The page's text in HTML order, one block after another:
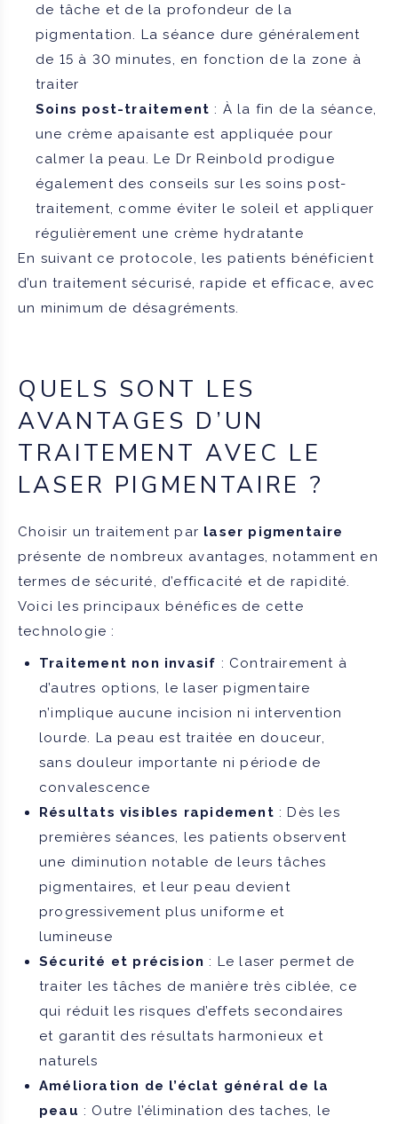
de tâche et de la profondeur de la
pigmentation. La séance dure généralement
de 15 à 30 minutes, en fonction de la zone à
traiter
Soins post-traitement : À la fin de la séance,
une crème apaisante est appliquée pour
calmer la peau. Le Dr Reinbold prodigue
également des conseils sur les soins post-
traitement, comme éviter le soleil et appliquer
régulièrement une crème hydratante
En suivant ce protocole, les patients bénéficient
d’un traitement sécurisé, rapide et efficace, avec
un minimum de désagréments.
QUELS SONT LES
AVANTAGES D’UN
TRAITEMENT AVEC LE
LASER PIGMENTAIRE ?
Choisir un traitement par laser pigmentaire
présente de nombreux avantages, notamment en
termes de sécurité, d’efficacité et de rapidité.
Voici les principaux bénéfices de cette
technologie :
Traitement non invasif : Contrairement à
d’autres options, le laser pigmentaire
n’implique aucune incision ni intervention
lourde. La peau est traitée en douceur,
sans douleur importante ni période de
convalescence
Résultats visibles rapidement : Dès les
premières séances, les patients observent
une diminution notable de leurs tâches
pigmentaires, et leur peau devient
progressivement plus uniforme et
lumineuse
Sécurité et précision : Le laser permet de
traiter les tâches de manière très ciblée, ce
qui réduit les risques d’effets secondaires
et garantit des résultats harmonieux et
naturels
Amélioration de l’éclat général de la
peau : Outre l’élimination des taches, le